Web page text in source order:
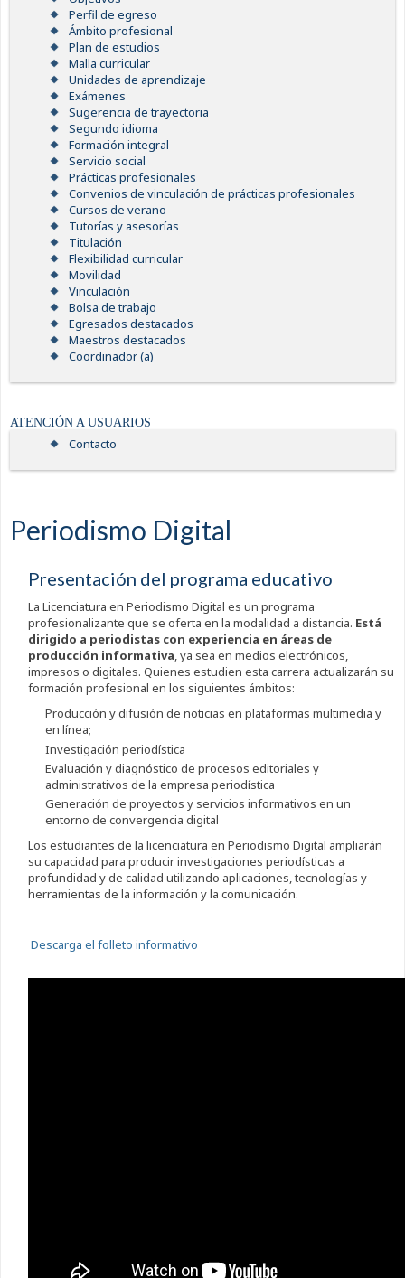
Perfil de egreso
Ámbito profesional
Plan de estudios
Malla curricular
Unidades de aprendizaje
Exámenes
Sugerencia de trayectoria
Segundo idioma
Formación integral
Servicio social
Prácticas profesionales
Convenios de vinculación de prácticas profesionales
Cursos de verano
Tutorías y asesorías
Titulación
Flexibilidad curricular
Movilidad
Vinculación
Bolsa de trabajo
Egresados destacados
Maestros destacados
Coordinador (a)
ATENCIÓN A USUARIOS
Contacto
Periodismo Digital
Presentación del programa educativo
La Licenciatura en Periodismo Digital es un programa
profesionalizante que se oferta en la modalidad a distancia. Está
dirigido a periodistas con experiencia en áreas de
producción informativa, ya sea en medios electrónicos,
impresos o digitales. Quienes estudien esta carrera actualizarán su
formación profesional en los siguientes ámbitos:
Producción y difusión de noticias en plataformas multimedia y
en línea;
Investigación periodística
Evaluación y diagnóstico de procesos editoriales y
administrativos de la empresa periodística
Generación de proyectos y servicios informativos en un
entorno de convergencia digital
Los estudiantes de la licenciatura en Periodismo Digital ampliarán
su capacidad para producir investigaciones periodísticas a
profundidad y de calidad utilizando aplicaciones, tecnologías y
herramientas de la información y la comunicación.
Descarga el folleto informativo